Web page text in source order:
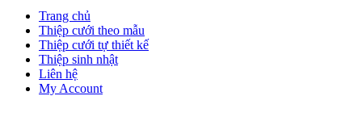
Trang chủ
Thiệp cưới theo mẫu
Thiệp cưới tự thiết kế
Thiệp sinh nhật
Liên hệ
My Account